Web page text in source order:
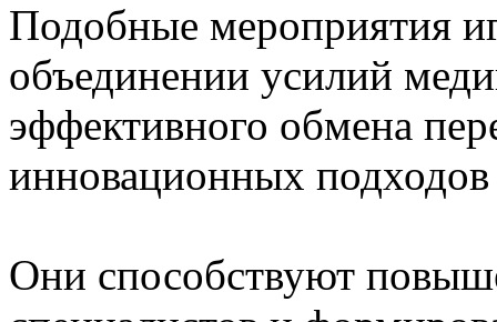
Подобные мероприятия
объединении усилий
эффективного обмена
инновационных
Они способствуют